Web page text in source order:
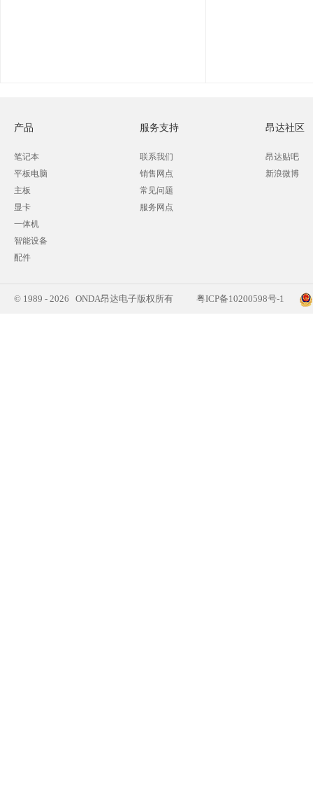
产品
笔记本
平板电脑
主板
显卡
一体机
智能设备
配件
服务支持
联系我们
销售网点
常见问题
服务网点
昂达社区
昂达贴吧
新浪微博
© 1989 - 2026 ONDA昂达电子版权所有 粤ICP备10200598号-1